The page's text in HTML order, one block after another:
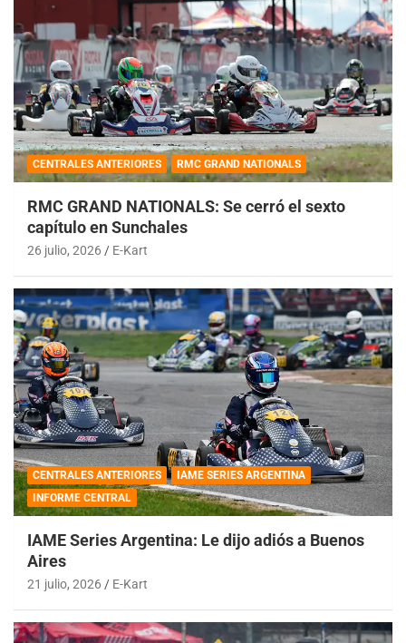
CENTRALES ANTERIORES RMC GRAND NATIONALS
RMC GRAND NATIONALS: Se cerró el sexto
capítulo en Sunchales
26 julio, 2026 E-Kart
CENTRALES ANTERIORES
IAME SERIES ARGENTINA
INFORME CENTRAL
IAME Series Argentina: Le dijo adiós a Buenos
Aires
21 julio, 2026 E-Kart